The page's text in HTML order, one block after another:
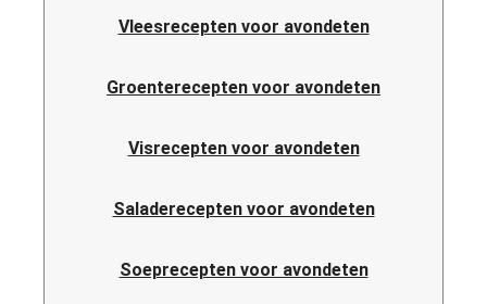
Vleesrecepten voor avondeten
Groenterecepten voor avondeten
Visrecepten voor avondeten
Saladerecepten voor avondeten
Soeprecepten voor avondeten